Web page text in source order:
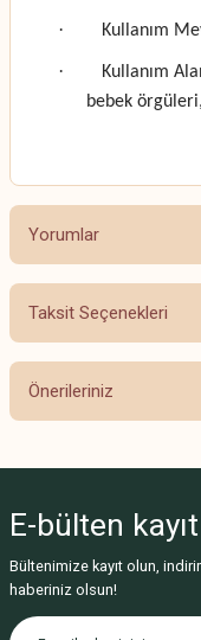
· Kullanım
·
Kullanım
bebek
Yorumlar
Taksit Seçenekleri
Önerileriniz
Görüş ve önerileriniz için
Ürün resmi kalitesiz,
Ürün açıklamasında
E-bülten kayıt
Bültenimize kayıt olun,
haberiniz olsun!